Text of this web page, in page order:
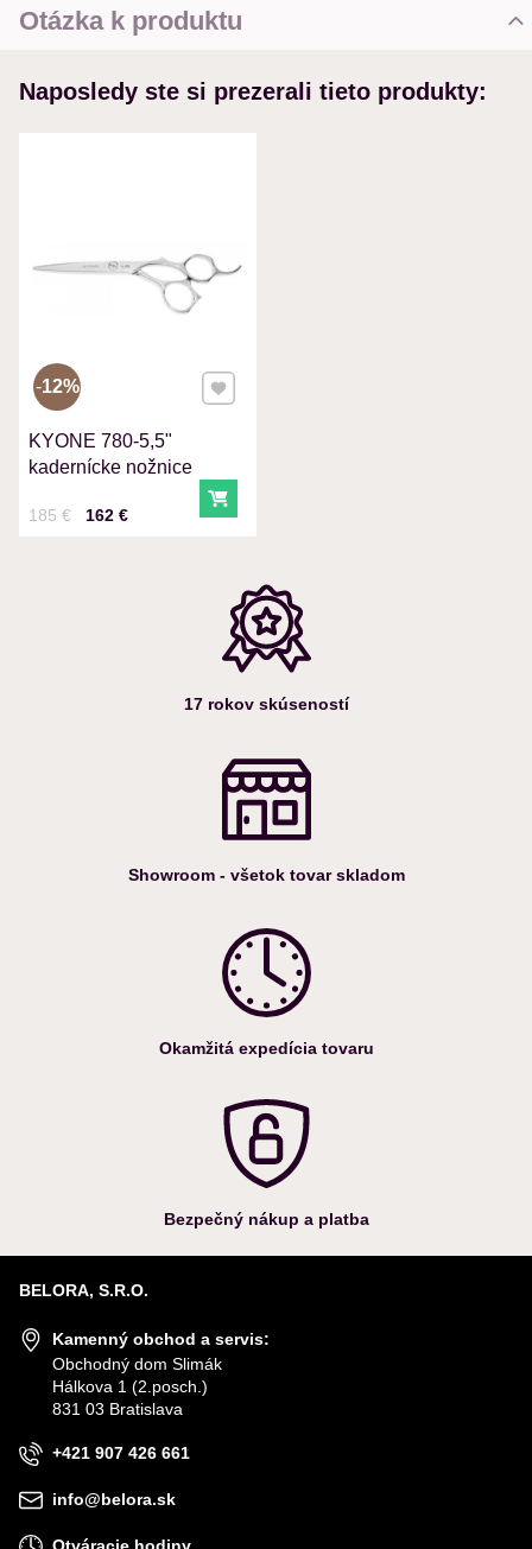
Otázka k produktu
MENO
VAŠA OTÁZKA K PRODUKTU
Odoslať
Naposledy ste si prezerali tieto produkty:
KYONE 780-5,5"
kadernícke nožnice
Cena s DPH
162 €
Pred zľavou:
185 € Do košíka
12% Pridať k Obľúbeným
17 rokov skúseností
Showroom - všetok tovar skladom
Okamžitá expedícia tovaru
Bezpečný nákup a platba
BELORA, S.R.O.
Kamenný obchod a servis:
Obchodný dom Slimák
Hálkova 1 (2.posch.)
831 03 Bratislava
+421 907 426 661
info@belora.sk